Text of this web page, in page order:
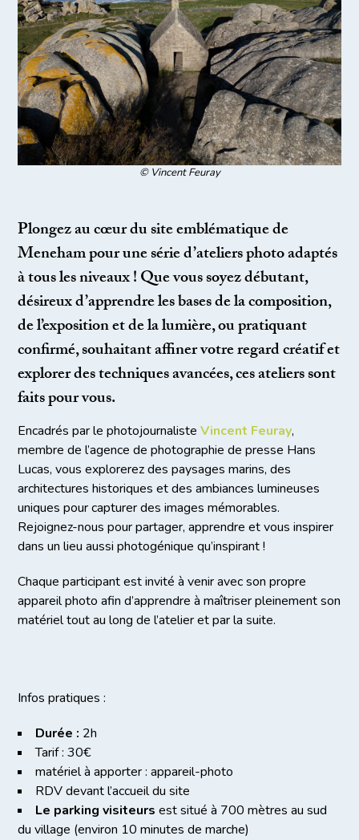
© Vincent Feuray
Plongez au cœur du site emblématique de
Meneham pour une série d’ateliers photo adaptés
à tous les niveaux ! Que vous soyez débutant,
désireux d’apprendre les bases de la composition,
de l’exposition et de la lumière, ou pratiquant
confirmé, souhaitant affiner votre regard créatif et
explorer des techniques avancées, ces ateliers sont
faits pour vous.
Encadrés par le photojournalisteVincent Feuray,
membre de l’agence de photographie de presse Hans
Lucas, vous explorerez des paysages marins, des
architectures historiques et des ambiances lumineuses
uniques pour capturer des images mémorables.
Rejoignez-nous pour partager, apprendre et vous inspirer
dans un lieu aussi photogénique qu’inspirant !
Chaque participant est invité à venir avec son propre
appareil photo afin d’apprendre à maîtriser pleinement son
matériel tout au long de l’atelier et par la suite.
Infos pratiques :
Durée : 2h
Tarif : 30€
matériel à apporter : appareil-photo
RDV devant l’accueil du site
Le parking visiteurs est situé à 700 mètres au sud
du village (environ 10 minutes de marche)